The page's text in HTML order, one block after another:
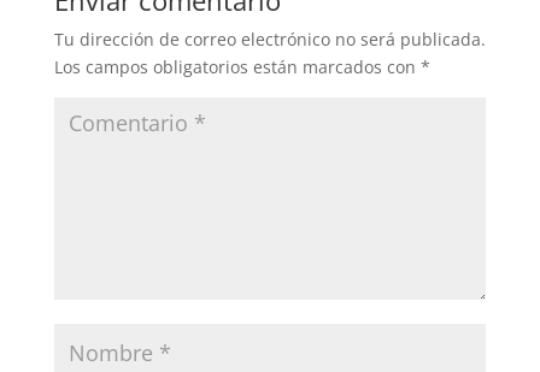
Tu dirección de correo electrónico no será publicada.
Los campos obligatorios están marcados con *